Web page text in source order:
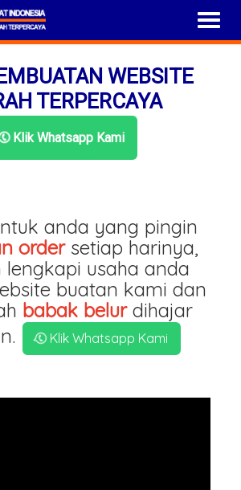
WEBSITE
TERPERCAYA
Klik Whatsapp Kami
anda yang pingin
ordersetiap harinya,
lengkapi usaha anda
buatan kami dan
babak belurdihajar
Klik Whatsapp Kami